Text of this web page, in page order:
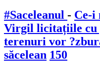
#Saceleanul - Ce-i
Virgil licitațiile cu
terenuri vor
săcelean 150